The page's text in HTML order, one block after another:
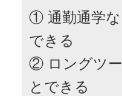
① 通勤通学な
できる
② ロングツ
とできる